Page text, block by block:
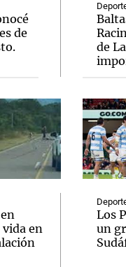
de
en
de
Los
un
El huracán de Arequito